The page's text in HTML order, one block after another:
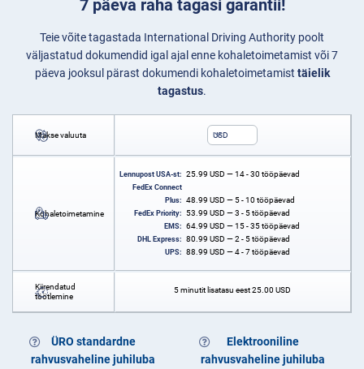
7 päeva raha tagasi garantii!
Teie võite tagastada International Driving Authority poolt
väljastatud dokumendid igal ajal enne kohaletoimetamist või 7
päeva jooksul pärast dokumendi kohaletoimetamist täielik
tagastus.
Makse valuuta USD
Kohaletoimetamine
Lennupost USA-st: 25.99 USD — 14 - 30 tööpäevad
FedEx Connect
Plus:
48.99 USD — 5 - 10 tööpäevad
FedEx Priority: 53.99 USD — 3 - 5 tööpäevad
EMS: 64.99 USD — 15 - 35 tööpäevad
DHL Express: 80.99 USD — 2 - 5 tööpäevad
UPS: 88.99 USD — 4 - 7 tööpäevad
Kiirendatud
töötlemine
5 minutit lisatasu eest25.00 USD
ÜRO standardne
rahvusvaheline juhiluba
Elektrooniline
rahvusvaheline juhiluba